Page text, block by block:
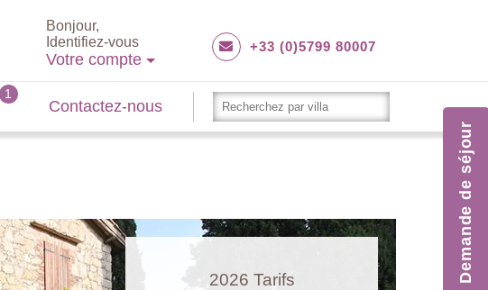
Bonjour,
Identifiez-vous
Votre compte
+33 (0)5799 80007
Contactez-nous
2026 Tarifs Demande de séjour